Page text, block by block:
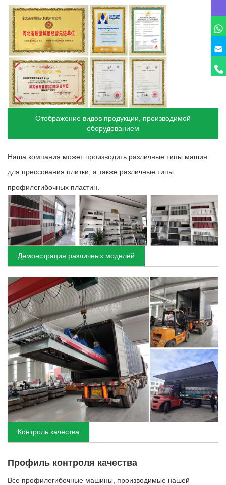
Отображение видов продукции, производимой
оборудованием
Наша компания может производить различные типы машин
для прессования плитки, а также различные типы
профилегибочных пластин.
Демонстрация различных моделей
Контроль качества
Профиль контроля качества
Все профилегибочные машины, производимые нашей